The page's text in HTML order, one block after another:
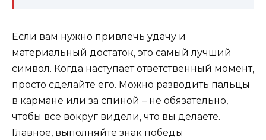
Если вам нужно привлечь удачу и
материальный достаток, это самый лучший
символ. Когда наступает ответственный момент,
просто сделайте его. Можно разводить пальцы
в кармане или за спиной – не обязательно,
чтобы все вокруг видели, что вы делаете.
Главное, выполняйте знак победы